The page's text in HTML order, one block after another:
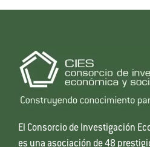
El Consorcio de Investigación
es una asociación de 48